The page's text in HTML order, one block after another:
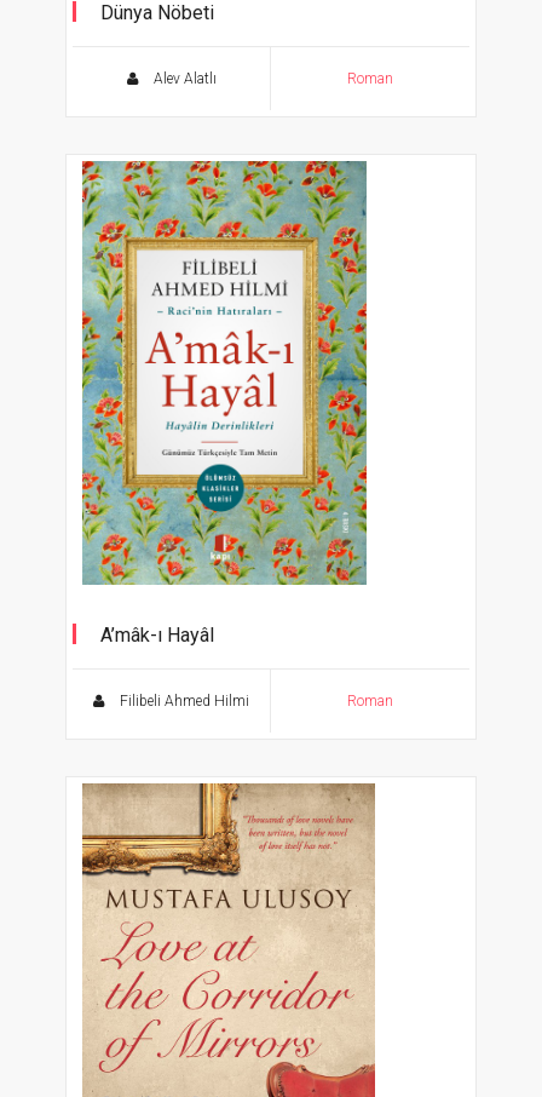
Dünya Nöbeti
Alev Alatlı Roman
A’mâk-ı Hayâl
Filibeli Ahmed Hilmi Roman